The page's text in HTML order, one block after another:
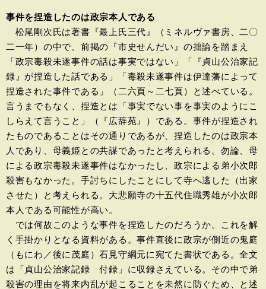
事件を捏造したのは政宗本人である
松尾剛次氏は著書『最上氏三代』（ミネルヴァ書房、二〇
二一年）の中で、前掲の『市史せんだい』の拙論を踏まえ
「政宗毒殺未遂事件の話は事実ではない」「『貞山公治家記
録』が捏造した話である」「毒殺未遂事件は伊達藩によって
捏造された事件である」（二六頁～二七頁）と述べている。
言うまでもなく、捏造とは「事実でない事を事実のようにこ
しらえて言うこと」（『広辞苑』）である。事件が捏造され
たものであることはその通りであるが、捏造したのは政宗本
人であり、母義姫との共謀であったと考えられる。勿論、母
による政宗毒殺未遂事件はなかったし、政宗による弟小次郎
殺害もなかった。手討ちにしたことにして寺へ逃した（出家
させた）と考えられる。大悲願寺の十五代住職秀雄が小次郎
本人である可能性が高い。
では何故このような事件を捏造したのだろうか。これを解
く手掛かりとなる資料がある。事件直後に政宗が側近の鬼庭
（もにわ／後に茂庭）石見守綱元に宛てた書状である。全文
は「貞山公治家記録 付録」に収録さえている。その中で弟
殺害の理由を将来内乱が起こることを未然に防ぐため、と述